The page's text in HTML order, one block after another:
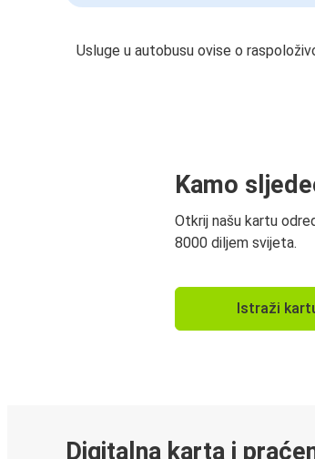
Usluge u autobusu ovise o
Kamo
Otkrij našu kartu
8000 diljem svijeta.
Istraži
Digitalna karta i